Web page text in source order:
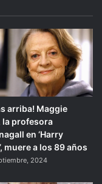
arriba! Maggie
la profesora
en ‘Harry
muere a los 89 años
2024